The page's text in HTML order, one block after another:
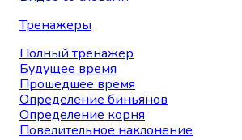
Тренажеры
Полный тренажер
Будущее время
Прошедшее время
Определение биньянов
Определение корня
Повелительное наклонение